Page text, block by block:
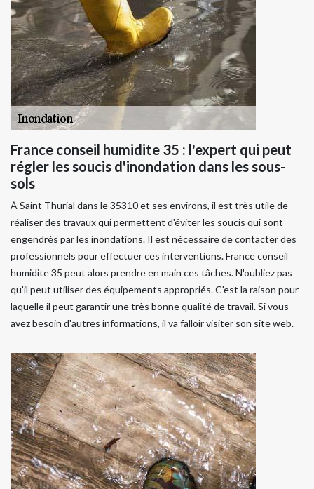
France conseil humidite 35 : l'expert qui peut
régler les soucis d'inondation dans les sous-
sols
À Saint Thurial dans le 35310 et ses environs, il est très utile de
réaliser des travaux qui permettent d'éviter les soucis qui sont
engendrés par les inondations. Il est nécessaire de contacter des
professionnels pour effectuer ces interventions. France conseil
humidite 35 peut alors prendre en main ces tâches. N'oubliez pas
qu'il peut utiliser des équipements appropriés. C'est la raison pour
laquelle il peut garantir une très bonne qualité de travail. Si vous
avez besoin d'autres informations, il va falloir visiter son site web.